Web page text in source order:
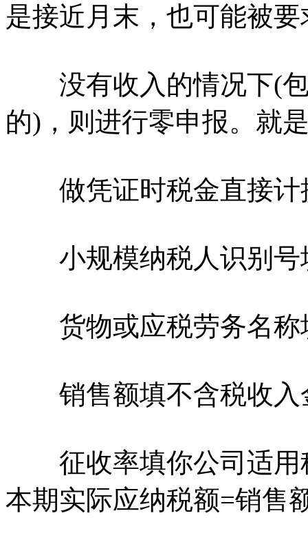
是接近月末，也可能被
没有收入的情况下(包
的)，则进行零申报。就
做凭证时税金直接计
小规模纳税人识别号
货物或应税劳务名称
销售额填不含税收入
征收率填你公司适用
本期实际应纳税额=销售